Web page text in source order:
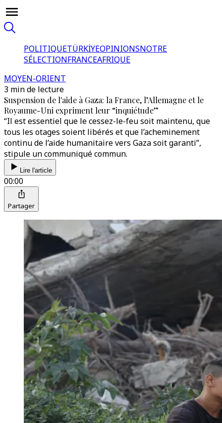
POLITIQUETÜRKİYEOPINIONSNOTRE
SÉLECTIONFRANCEAFRIQUE
MOYEN-ORIENT
3 min de lecture
Suspension de l'aide à Gaza: la France, l’Allemagne et le
Royaume-Uni expriment leur “inquiétude”
“Il est essentiel que le cessez-le-feu soit maintenu, que
tous les otages soient libérés et que l’acheminement
continu de l’aide humanitaire vers Gaza soit garanti”,
stipule un communiqué commun.
Lire l'article
00:00
Partager